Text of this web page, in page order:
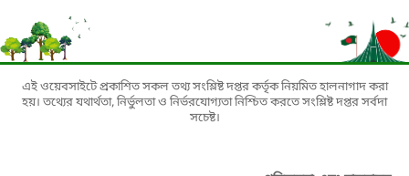
এই ওয়েবসাইটে প্রকাশিত সকল তথ্য সংশ্লিষ্ট দপ্তর কর্তৃক নিয়মিত হালনাগাদ করা
হয়। তথ্যের যথার্থতা, নির্ভুলতা ও নির্ভরযোগ্যতা নিশ্চিত করতে সংশ্লিষ্ট দপ্তর সর্বদা
সচেষ্ট।